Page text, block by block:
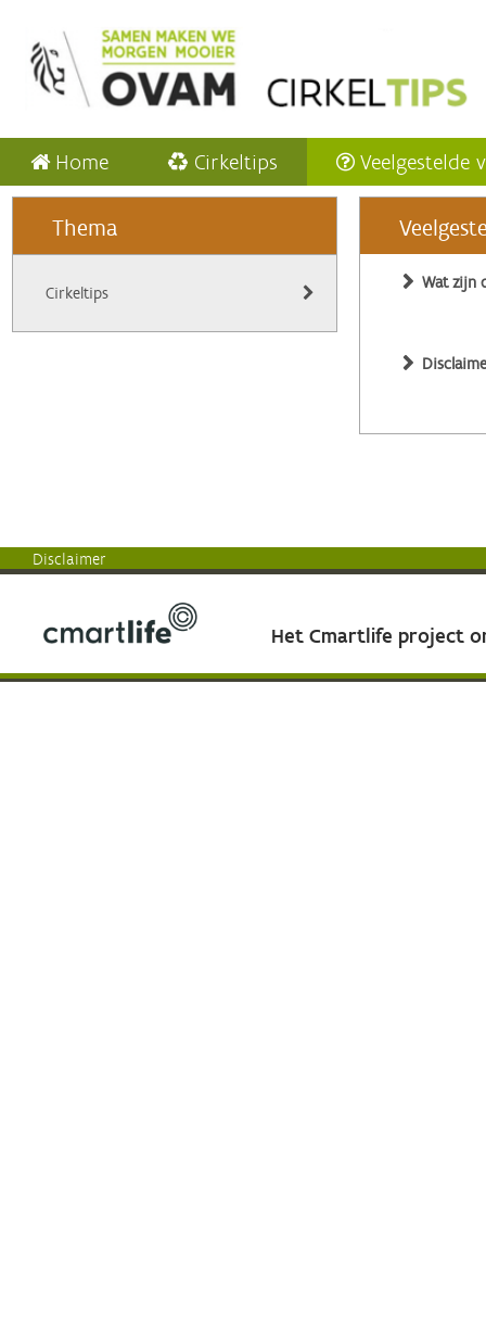
Home Cirkeltips Veelgestelde
Thema
Cirkeltips
Wat zijn
Disclaimer
Het Cmartlife project